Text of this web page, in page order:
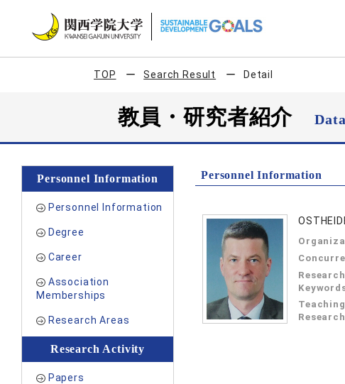
TOP Search Result Detail
教員・研究者紹介
Personnel Information
Personnel Information
Degree
Career
Association
Memberships
Research Areas
Research Activity
Papers
Personnel Information